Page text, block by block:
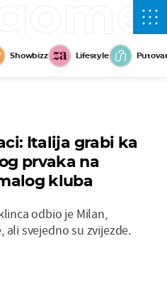
Showbizz Lifestyle
Italija grabi ka
prvaka na
kluba
odbio je Milan,
ali svejedno su zvijezde.